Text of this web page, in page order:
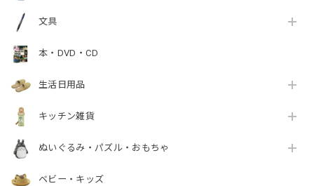
文具
本・DVD・CD
生活日用品
キッチン雑貨
ぬいぐるみ・パズル・おもちゃ
ベビー・キッズ